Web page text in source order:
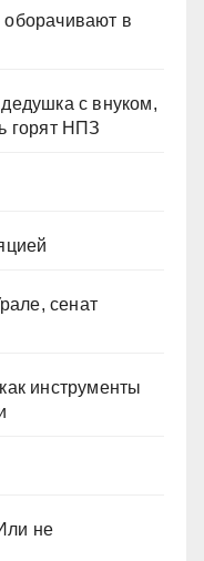
в
с внуком,
горят НПЗ
сенат
инструменты
не